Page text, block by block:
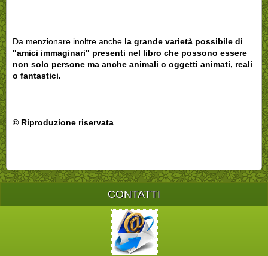
Da menzionare inoltre anche la grande varietà possibile di
"amici immaginari" presenti nel libro che possono essere
non solo persone ma anche animali o oggetti animati, reali
o fantastici.
© Riproduzione riservata
CONTATTI